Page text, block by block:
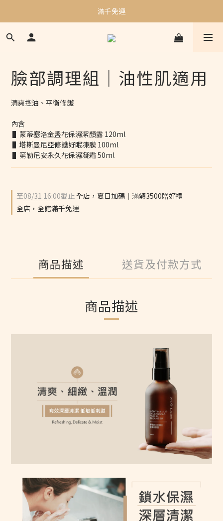
加入會員贈$50購物金｜邀請好友再贈$100購物金
滿千免運
加入會員贈$50購物金｜邀請好友再贈$100購物金
臉部調理組｜油性肌適用
清爽控油、平衡修護
內含
▌蒙蒂塞洛金盞花保濕潔顏露 120ml
▌塔斯曼尼亞修護好眠凍膜 100ml
▌第勒尼安永久花保濕凝霜 50ml
至08/31 16:00截止全店，夏日加碼｜滿額3500贈好禮
全店，全館滿千免運
商品描述 送貨及付款方式
商品描述